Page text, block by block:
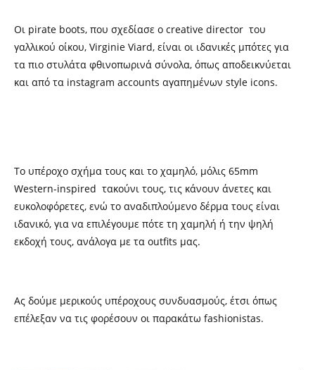
Oι pirate boots, που σχεδίασε ο creative director του
γαλλικού οίκου, Virginie Viard, είναι οι ιδανικές μπότες για
τα πιο στυλάτα φθινοπωρινά σύνολα, όπως αποδεικνύεται
και από τα instagram accounts αγαπημένων style icons.
To υπέροχο σχήμα τους και το χαμηλό, μόλις 65mm
Western-inspired τακούνι τους, τις κάνουν άνετες και
ευκολοφόρετες, ενώ το αναδιπλούμενο δέρμα τους είναι
ιδανικό, για να επιλέγουμε πότε τη χαμηλή ή την ψηλή
εκδοχή τους, ανάλογα με τα outfits μας.
Ας δούμε μερικούς υπέροχους συνδυασμούς, έτσι όπως
επέλεξαν να τις φορέσουν οι παρακάτω fashionistas.